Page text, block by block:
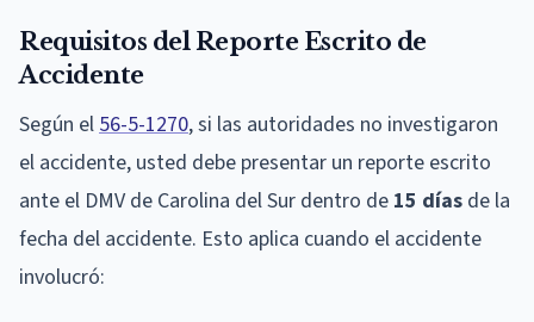
Requisitos del Reporte Escrito de
Accidente
Según el 56-5-1270, si las autoridades no investigaron
el accidente, usted debe presentar un reporte escrito
ante el DMV de Carolina del Sur dentro de 15 días de la
fecha del accidente. Esto aplica cuando el accidente
involucró: